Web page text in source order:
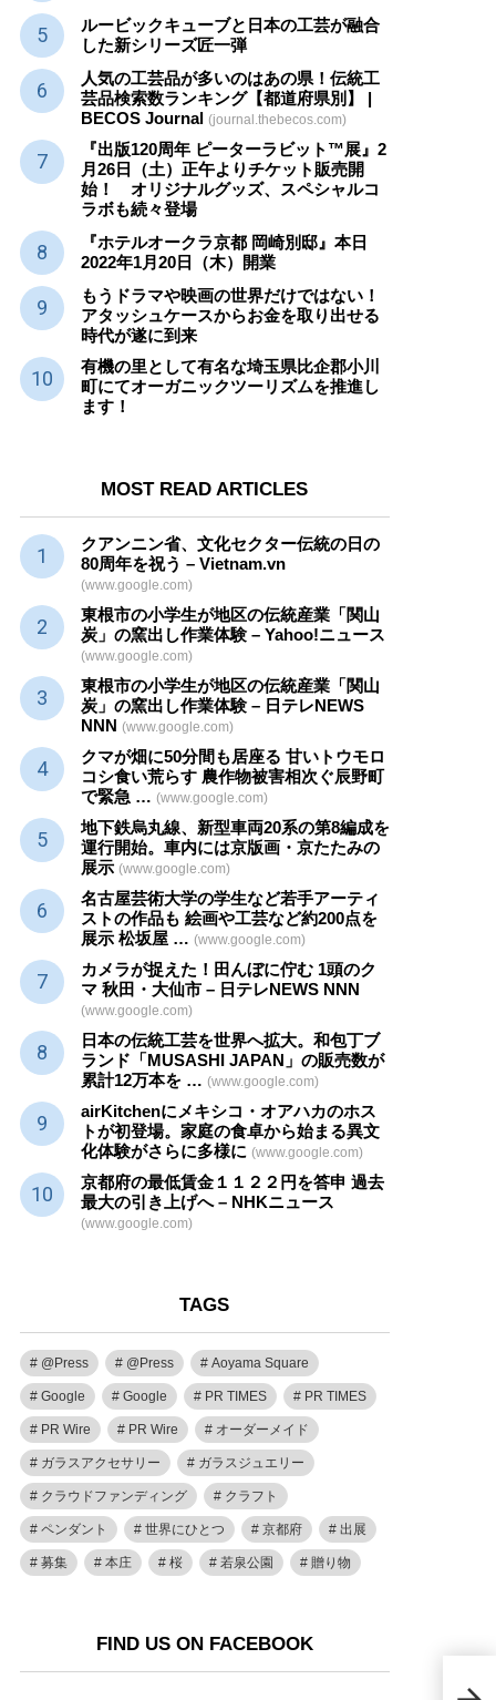
月
ルービックキューブと日本の工芸が融合
した新シリーズ匠一弾
人気の工芸品が多いのはあの県！伝統工
芸品検索数ランキング【都道府県別】 |
BECOS Journal (journal.thebecos.com)
『出版120周年 ピーターラビット™展』2
月26日（土）正午よりチケット販売開
始！ オリジナルグッズ、スペシャルコ
ラボも続々登場
『ホテルオークラ京都 岡崎別邸』本日
2022年1月20日（木）開業
もうドラマや映画の世界だけではない！
アタッシュケースからお金を取り出せる
時代が遂に到来
有機の里として有名な埼玉県比企郡小川
町にてオーガニックツーリズムを推進し
ます！
MOST READ ARTICLES
クアンニン省、文化セクター伝統の日の
80周年を祝う – Vietnam.vn
(www.google.com)
東根市の小学生が地区の伝統産業 「関山
炭」の窯出し作業体験 – Yahoo!ニュース
(www.google.com)
東根市の小学生が地区の伝統産業 「関山
炭」の窯出し作業体験 – 日テレNEWS
NNN (www.google.com)
クマが畑に50分間も居座る 甘いトウモロ
コシ食い荒らす 農作物被害相次ぐ辰野町
で緊急 … (www.google.com)
地下鉄烏丸線、新型車両20系の第8編成を
運行開始。車内には京版画・京たたみの
展示 (www.google.com)
名古屋芸術大学の学生など若手アーティ
ストの作品も 絵画や工芸など約200点を
展示 松坂屋 … (www.google.com)
カメラが捉えた！田んぼに佇む 1頭のク
マ 秋田・大仙市 – 日テレNEWS NNN
(www.google.com)
日本の伝統工芸を世界へ拡大。和包丁ブ
ランド「MUSASHI JAPAN」の販売数が
累計12万本を … (www.google.com)
airKitchenにメキシコ・オアハカのホス
トが初登場。家庭の食卓から始まる異文
化体験がさらに多様に (www.google.com)
京都府の最低賃金１１２２円を答申 過去
最大の引き上げへ – NHKニュース
(www.google.com)
TAGS
@Press @Press Aoyama Square
Google Google PR TIMES PR TIMES
PR Wire PR Wire オーダーメイド
ガラスアクセサリー ガラスジュエリー
クラウドファンディング クラフト
ペンダント 世界にひとつ 京都府 出展
募集 本庄 桜 若泉公園 贈り物
FIND US ON FACEBOOK